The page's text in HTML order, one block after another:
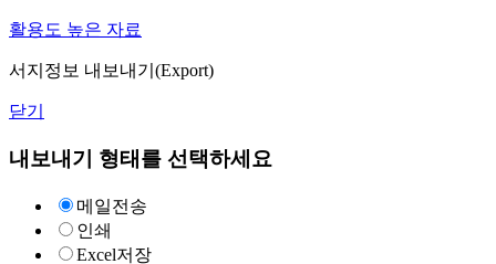
활용도 높은 자료
서지정보 내보내기(Export)
닫기
내보내기 형태를 선택하세요
메일전송
인쇄
Excel저장